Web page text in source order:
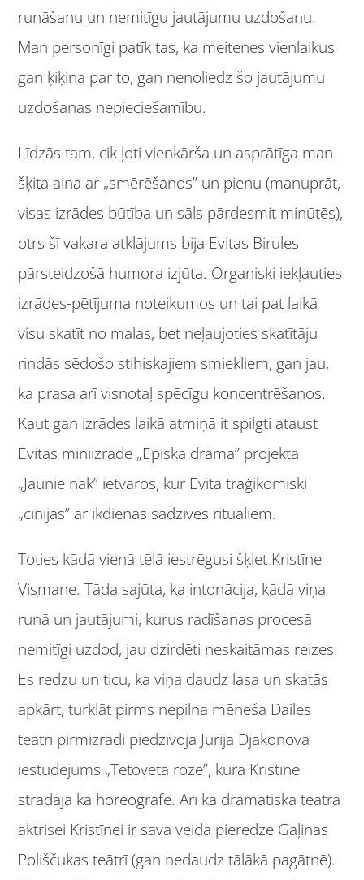
runāšanu un nemitīgu jautājumu uzdošanu.
Man personīgi patīk tas, ka meitenes vienlaikus
gan ķiķina par to, gan nenoliedz šo jautājumu
uzdošanas nepieciešamību.
Līdzās tam, cik ļoti vienkārša un asprātīga man
šķita aina ar „smērēšanos” un pienu (manuprāt,
visas izrādes būtība un sāls pārdesmit minūtēs),
otrs šī vakara atklājums bija Evitas Birules
pārsteidzošā humora izjūta. Organiski iekļauties
izrādes-pētījuma noteikumos un tai pat laikā
visu skatīt no malas, bet neļaujoties skatītāju
rindās sēdošo stihiskajiem smiekliem, gan jau,
ka prasa arī visnotaļ spēcīgu koncentrēšanos.
Kaut gan izrādes laikā atmiņā it spilgti ataust
Evitas miniizrāde „Episka drāma” projekta
„Jaunie nāk” ietvaros, kur Evita traģikomiski
„cīnījās” ar ikdienas sadzīves rituāliem.
Toties kādā vienā tēlā iestrēgusi šķiet Kristīne
Vismane. Tāda sajūta, ka intonācija, kādā viņa
runā un jautājumi, kurus radīšanas procesā
nemitīgi uzdod, jau dzirdēti neskaitāmas reizes.
Es redzu un ticu, ka viņa daudz lasa un skatās
apkārt, turklāt pirms nepilna mēneša Dailes
teātrī pirmizrādi piedzīvoja Jurija Djakonova
iestudējums „Tetovētā roze”, kurā Kristīne
strādāja kā horeogrāfe. Arī kā dramatiskā teātra
aktrisei Kristīnei ir sava veida pieredze Gaļinas
Poliščukas teātrī (gan nedaudz tālākā pagātnē).